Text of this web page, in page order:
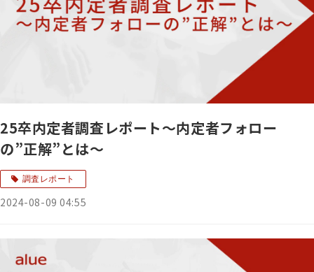
25卒内定者調査レポート～内定者フォロー
の”正解”とは～
調査レポート
2024-08-09 04:55